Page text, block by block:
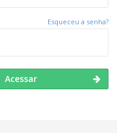
Esqueceu a senha?
Acessar